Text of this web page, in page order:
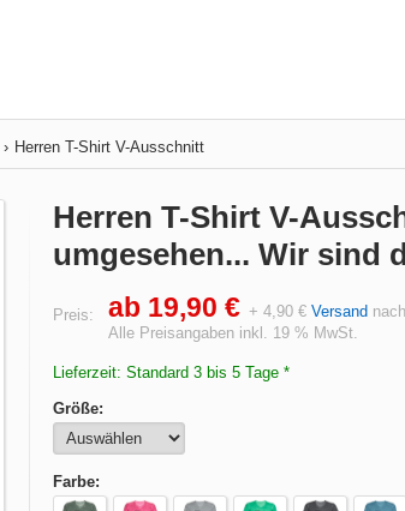
Herren T-Shirt V-Ausschnitt
Herren T-Shirt V-
umgesehen... Wir sind
Preis: ab 19,90 € + 4,90 € Versand
Alle Preisangaben inkl. 19 % MwSt.
Lieferzeit: Standard 3 bis 5 Tage *
Größe:
Farbe: